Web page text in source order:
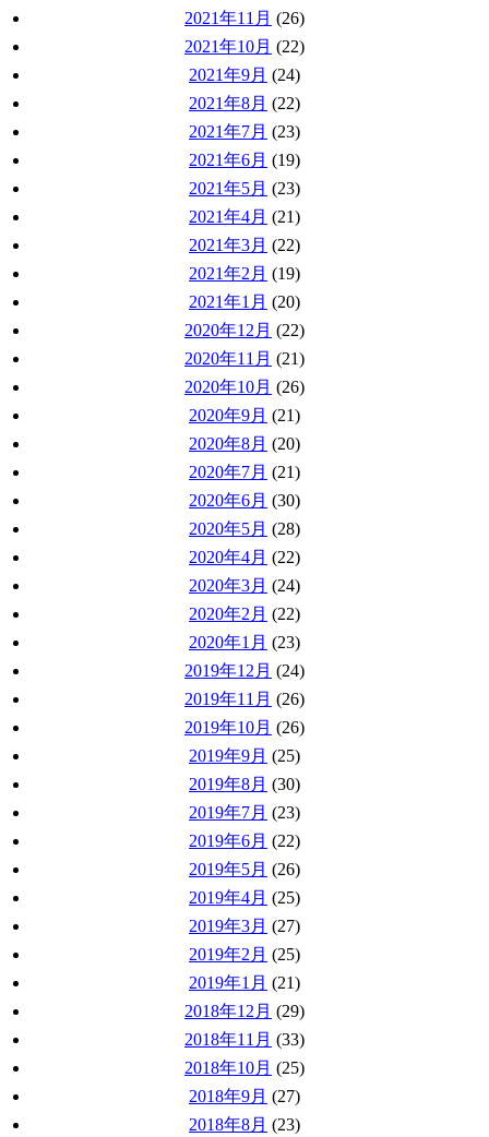
2021年11月 (26)
2021年10月 (22)
2021年9月 (24)
2021年8月 (22)
2021年7月 (23)
2021年6月 (19)
2021年5月 (23)
2021年4月 (21)
2021年3月 (22)
2021年2月 (19)
2021年1月 (20)
2020年12月 (22)
2020年11月 (21)
2020年10月 (26)
2020年9月 (21)
2020年8月 (20)
2020年7月 (21)
2020年6月 (30)
2020年5月 (28)
2020年4月 (22)
2020年3月 (24)
2020年2月 (22)
2020年1月 (23)
2019年12月 (24)
2019年11月 (26)
2019年10月 (26)
2019年9月 (25)
2019年8月 (30)
2019年7月 (23)
2019年6月 (22)
2019年5月 (26)
2019年4月 (25)
2019年3月 (27)
2019年2月 (25)
2019年1月 (21)
2018年12月 (29)
2018年11月 (33)
2018年10月 (25)
2018年9月 (27)
2018年8月 (23)